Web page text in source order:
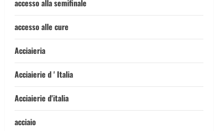
accesso alla semifinale
accesso alle cure
Acciaieria
Acciaierie d ' Italia
Acciaierie d'italia
acciaio